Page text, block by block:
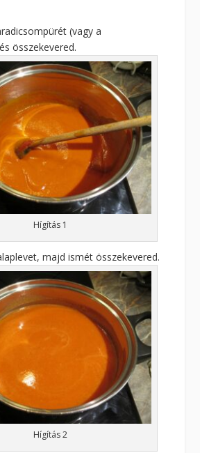
(vagy a
összekevered.
Hígítás 1
majd ismét összekevered.
Hígítás 2